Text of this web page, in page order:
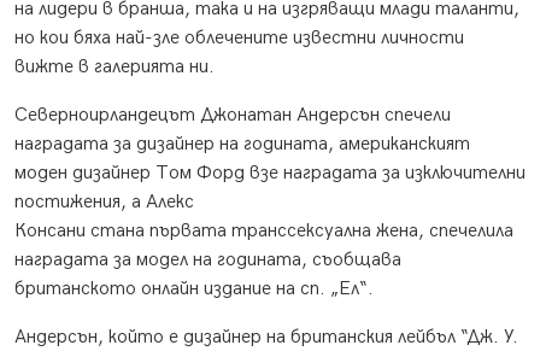
на лидери в бранша, така и на изгряващи млади таланти,
но кои бяха най-зле облечените известни личности
вижте в галерията ни.
Северноирландецът Джонатан Андерсън спечели
наградата за дизайнер на годината, американският
моден дизайнер Том Форд взе наградата за изключителни
постижения, а Алекс
Консани стана първата транссексуална жена, спечелила
наградата за модел на годината, съобщава
британското онлайн издание на сп. „Ел“.
Андерсън, който е дизайнер на британския лейбъл “Дж. У.